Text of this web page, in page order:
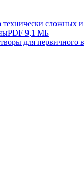
сложных
PDF 9,1 МБ
для